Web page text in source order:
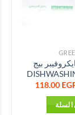
بيج
هو:
169.00
118.00السعر
السلة